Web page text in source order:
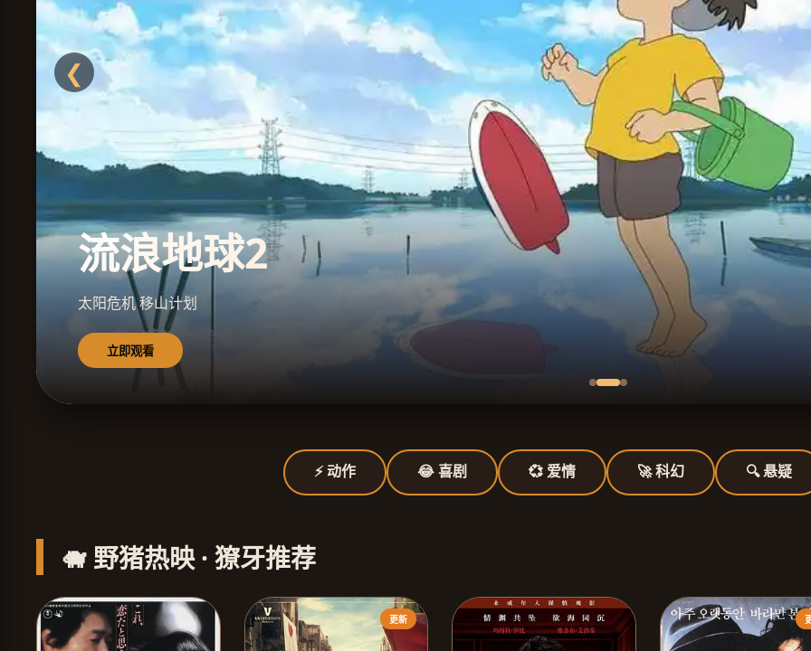
流浪地球2
太阳危机 移山计划
立即观看
❮
⚡ 动作 😂 喜剧 💞 爱情 🚀 科幻 🔍 悬疑
🐗 野猪热映 · 獠牙推荐
更新